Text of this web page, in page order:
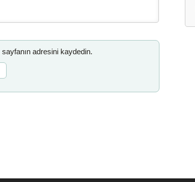
adresini kaydedin.